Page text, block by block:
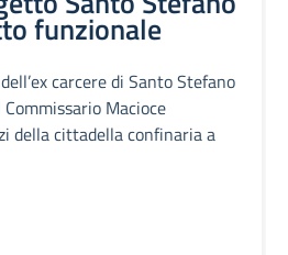
funzionale
carcere di Santo Stefano
Macioce
della cittadella confinaria a